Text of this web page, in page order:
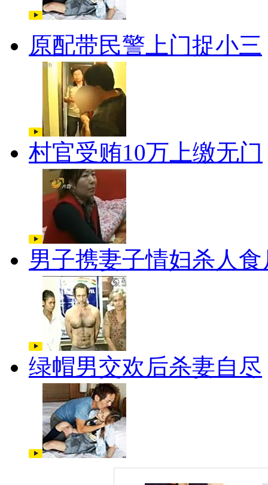
原配带民警上门捉小三
村官受贿10万上缴无门
男子携妻子情妇杀人食
绿帽男交欢后杀妻自尽